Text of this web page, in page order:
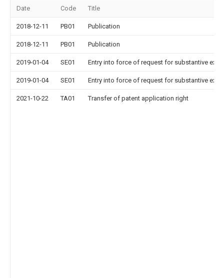
Date Code Title
2018-12-11 PB01 Publication
2018-12-11 PB01 Publication
2019-01-04 SE01 Entry into force of request for substantive
2019-01-04 SE01 Entry into force of request for substantive
2021-10-22 TA01 Transfer of patent application right